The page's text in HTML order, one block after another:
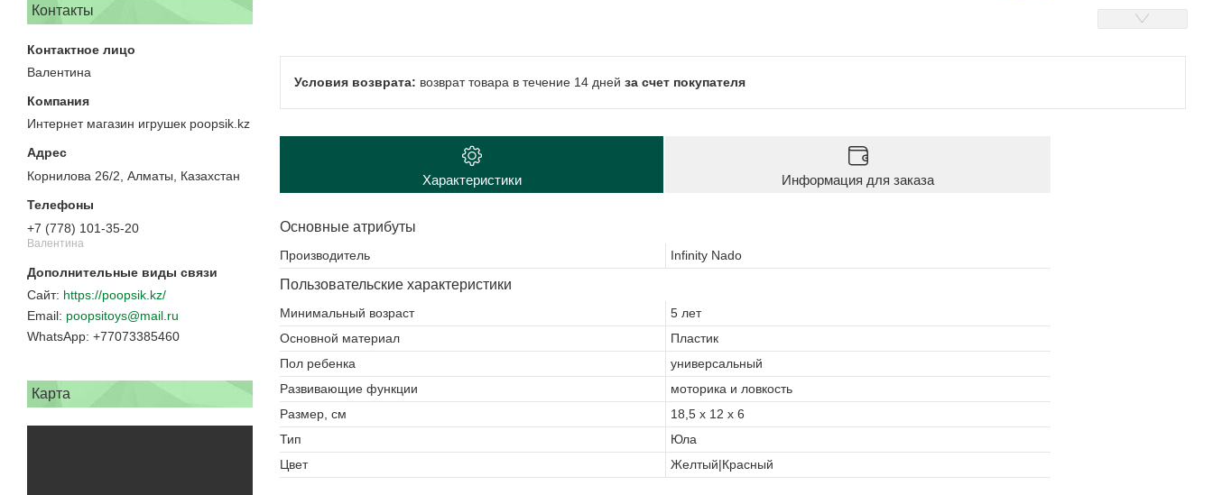
Контакты
Валентина
Интернет магазин игрушек poopsik.kz
Корнилова 26/2, Алматы, Казахстан
+7 (778) 101-35-20
Валентина
https://poopsik.kz/
poopsitoys@mail.ru
+77073385460
Карта
возврат товара в течение 14 дней за счет покупателя
Характеристики Информация для заказа
Основные атрибуты
Производитель Infinity Nado
Пользовательские характеристики
Минимальный возраст
5 лет
Основной материал
Пластик
Пол ребенка
универсальный
Развивающие функции
моторика и ловкость
Размер, см
18,5 х 12 х 6
Тип
Юла
Цвет
Желтый|Красный